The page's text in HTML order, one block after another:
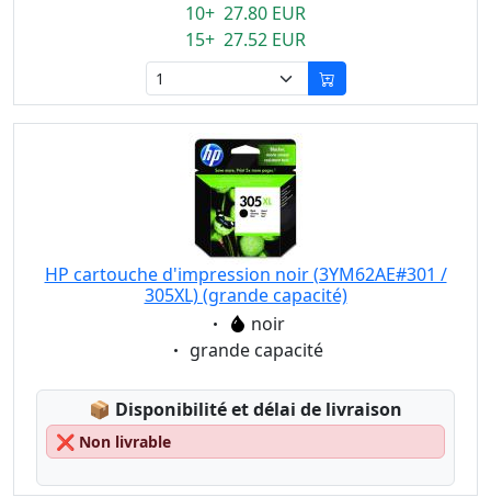
10+ 27.80 EUR
15+ 27.52 EUR
HP cartouche d'impression noir (3YM62AE#301 /
305XL) (grande capacité)
Eigenschaft:
noir
Eigenschaft:
grande capacité
📦 Lagerstatus:
Disponibilité et délai de livraison
❌ Non livrable